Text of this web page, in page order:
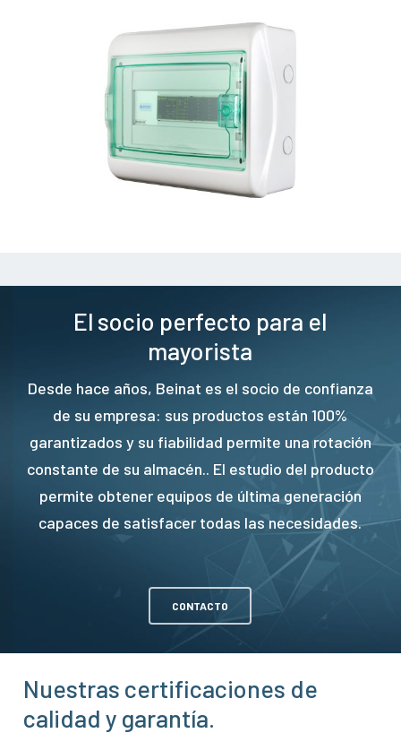
El socio perfecto para el
mayorista
Desde hace años, Beinat es el socio de confianza
de su empresa: sus productos están 100%
garantizados y su fiabilidad permite una rotación
constante de su almacén.. El estudio del producto
permite obtener equipos de última generación
capaces de satisfacer todas las necesidades.
CONTACTO
Nuestras certificaciones de
calidad y garantía.